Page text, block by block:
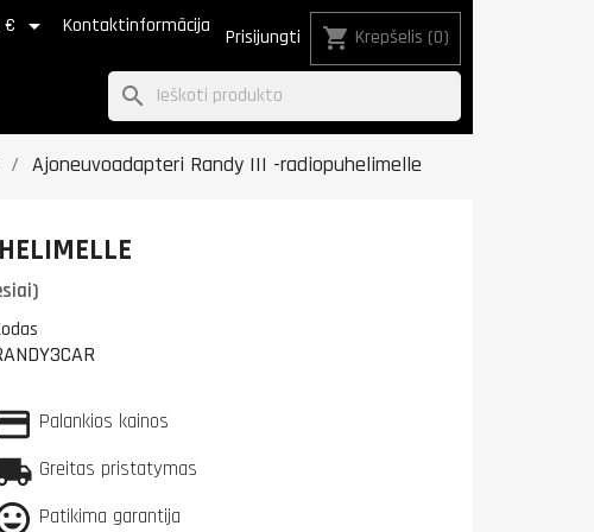
€  Kontaktinformācija Prisijungti shopping_cart Krepšelis (0)
search
Ajoneuvoadapteri Randy III -radiopuhelimelle
Palankios kainos
Greitas pristatymas
Patikima garantija